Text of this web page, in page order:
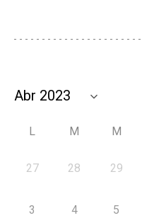
L M M
27 28 29
3 4 5